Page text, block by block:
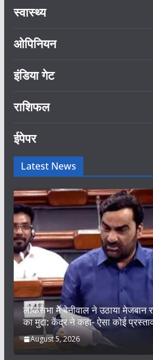
स्वास्थ्य
ओपिनियन
इंडिया गेट
राशिफल
ईपेपर
Latest News
लोकसभा में बेनीवाल ने उठाया मेजबान
का मुद्दा: केंद्र ने कहा- ऐसा कोई
August 5, 2026